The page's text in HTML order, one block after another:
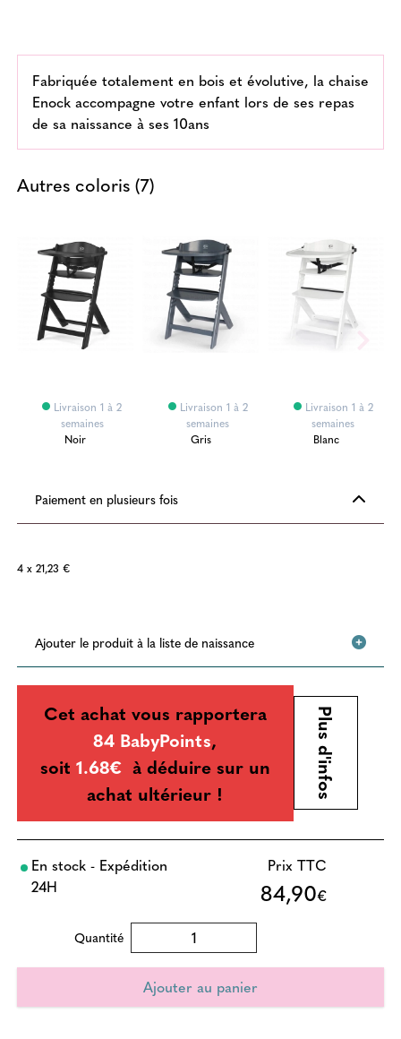
Fabriquée totalement en bois et évolutive, la chaise
Enock accompagne votre enfant lors de ses repas
de sa naissance à ses 10ans
Autres coloris (7)
Livraison 1 à 2
semaines
Noir
Livraison 1 à 2
semaines
Gris
Livraison 1 à 2
semaines
Blanc
Paiement en plusieurs fois
4 x 21,23 €
Ajouter le produit à la liste de naissance
Cet achat vous rapportera
84 BabyPoints,
soit 1.68€ à déduire sur un
achat ultérieur !
Plus d'infos
En stock - Expédition
24H
Prix TTC
84,90€
Quantité